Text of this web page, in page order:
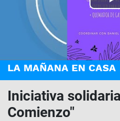
LA MAÑANA EN CASA
Iniciativa
Comienzo"